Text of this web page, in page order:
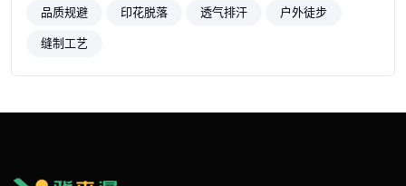
品质规避
印花脱落 透气排汗
户外徒步
缝制工艺